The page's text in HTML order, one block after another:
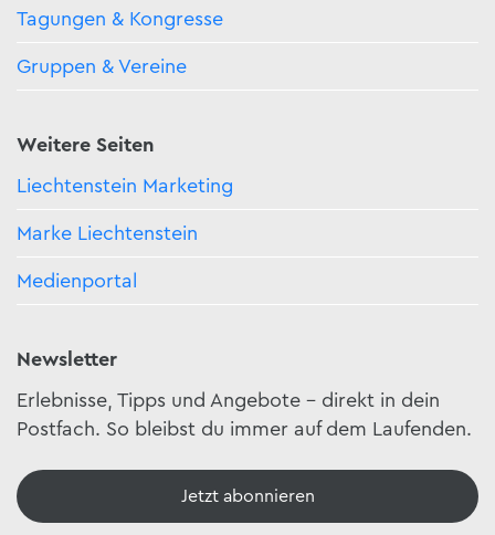
Tagungen & Kongresse
Gruppen & Vereine
Weitere Seiten
Liechtenstein Marketing
Marke Liechtenstein
Medienportal
Newsletter
Erlebnisse, Tipps und Angebote – direkt in dein
Postfach. So bleibst du immer auf dem Laufenden.
Jetzt abonnieren